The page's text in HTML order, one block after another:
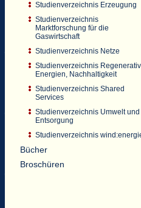
Studienverzeichnis Erzeugung
Studienverzeichnis
Marktforschung für die
Gaswirtschaft
Studienverzeichnis Netze
Studienverzeichnis
Energien, Nachhaltigkeit
Studienverzeichnis Shared
Services
Studienverzeichnis Umwelt und
Entsorgung
Studienverzeichnis
Bücher
Broschüren